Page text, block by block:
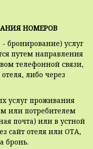
НОМЕРОВ
бронирование) услуг
путем направления
телефонной связи,
либо через
услуг проживания
или потребителем
почта) или в устной
сайт отеля или ОТА,
бронь.